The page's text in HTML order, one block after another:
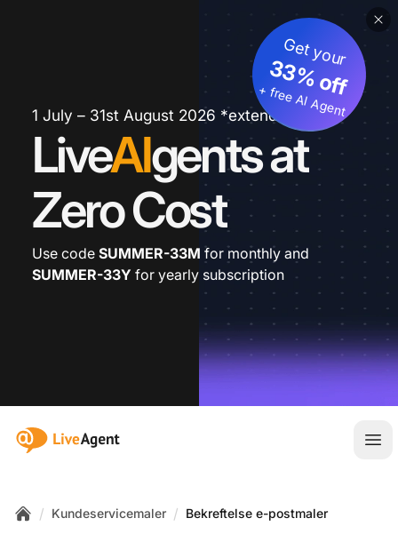
1 July – 31st August 2026 *extended
LiveAIgents at
Zero Cost
Get your
33% off
+ free AI Agent
Use code SUMMER-33M for monthly and
SUMMER-33Y for yearly subscription
:site.title
/ Kundeservicemaler / Bekreftelse e-postmaler